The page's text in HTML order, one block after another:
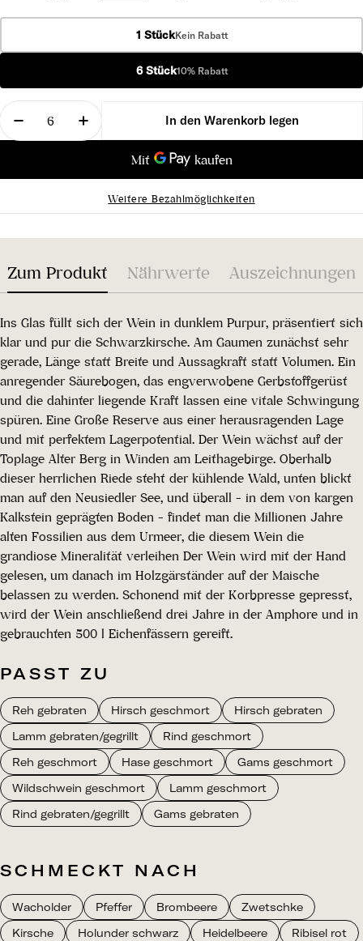
1 StückKein Rabatt
6 Stück10% Rabatt
Menge
Menge für Blaufränkisch Ried Windener Alter
Menge für Blaufränkisch Ried Windener
In den Warenkorb legen
Weitere Bezahlmöglichkeiten
Zum Produkt Nährwerte Auszeichnungen
Ins Glas füllt sich der Wein in dunklem Purpur, präsentiert sich
klar und pur die Schwarzkirsche. Am Gaumen zunächst sehr
gerade, Länge statt Breite und Aussagkraft statt Volumen. Ein
anregender Säurebogen, das engverwobene Gerbstoffgerüst
und die dahinter liegende Kraft lassen eine vitale Schwingung
spüren. Eine Große Reserve aus einer herausragenden Lage
und mit perfektem Lagerpotential. Der Wein wächst auf der
Toplage Alter Berg in Winden am Leithagebirge. Oberhalb
dieser herrlichen Riede steht der kühlende Wald, unten blickt
man auf den Neusiedler See, und überall - in dem von kargen
Kalkstein geprägten Boden - findet man die Millionen Jahre
alten Fossilien aus dem Urmeer, die diesem Wein die
grandiose Mineralität verleihen Der Wein wird mit der Hand
gelesen, um danach im Holzgärständer auf der Maische
belassen zu werden. Schonend mit der Korbpresse gepresst,
wird der Wein anschließend drei Jahre in der Amphore und in
gebrauchten 500 l Eichenfässern gereift.
PASST ZU
Reh gebraten Hirsch geschmort
Hirsch gebraten
Lamm gebraten/gegrillt
Rind geschmort
Reh geschmort
Hase geschmort
Gams geschmort
Wildschwein geschmort
Lamm geschmort
Rind gebraten/gegrillt
Gams gebraten
SCHMECKT NACH
Wacholder Pfeffer Brombeere
Zwetschke
Kirsche
Holunder schwarz Heidelbeere
Ribisel rot